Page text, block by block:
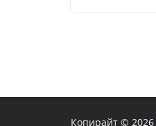
Копирайт © 2026